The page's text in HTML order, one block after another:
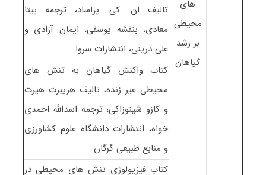
های
محیطی
بر رشد
گیاهان
تالیف ان. کی. پراساد، ترجمه بیتا
معادی، بنفشه یوسفی، ایمان آزادی و
علی درینی، انتشارات سروا
کتاب واکنش گیاهان به تنش های
محیطی غیر زنده، تالیف هریبرت هیرت
و کازو شینوزاکی، ترجمه اسدالله احمدی
خواه، انتشارات دانشگاه علوم کشاورزی
و منابع طبیعی گرگان
کتاب فیزیولوژی تنش های محیطی در